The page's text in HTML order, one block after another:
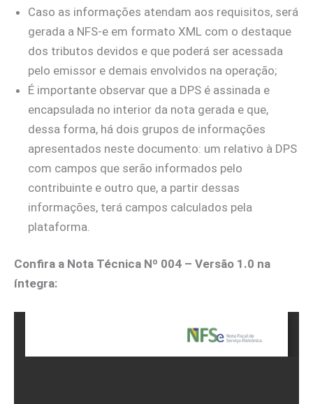
Caso as informações atendam aos requisitos, será
gerada a NFS-e em formato XML com o destaque
dos tributos devidos e que poderá ser acessada
pelo emissor e demais envolvidos na operação;
É importante observar que a DPS é assinada e
encapsulada no interior da nota gerada e que,
dessa forma, há dois grupos de informações
apresentados neste documento: um relativo à DPS
com campos que serão informados pelo
contribuinte e outro que, a partir dessas
informações, terá campos calculados pela
plataforma.
Confira a Nota Técnica Nº 004 – Versão 1.0 na
íntegra: